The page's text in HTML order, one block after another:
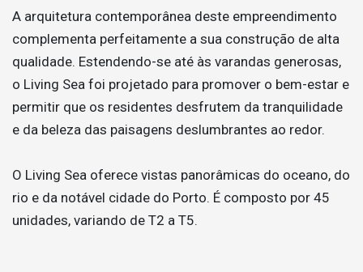
A arquitetura contemporânea deste empreendimento
complementa perfeitamente a sua construção de alta
qualidade. Estendendo-se até às varandas generosas,
o Living Sea foi projetado para promover o bem-estar e
permitir que os residentes desfrutem da tranquilidade
e da beleza das paisagens deslumbrantes ao redor.
O Living Sea oferece vistas panorâmicas do oceano, do
rio e da notável cidade do Porto. É composto por 45
unidades, variando de T2 a T5.